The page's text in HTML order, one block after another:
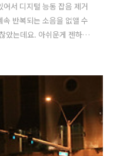
서 디지털 능동 잡음 제거
반복되는 소음을 없앨 수
았는데요. 아쉬운게 젠하이
에는 사용해 볼 수가 없었
보았습니다. 이곳저곳에서
네요. 젠사이저 CXC 700
니다. 그 부분에서 능동 잡
전력이 필요합니다. AAA 전
불이 들어..